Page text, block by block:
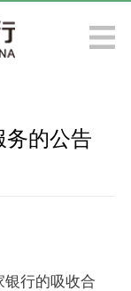
务的公告
银行的吸收合